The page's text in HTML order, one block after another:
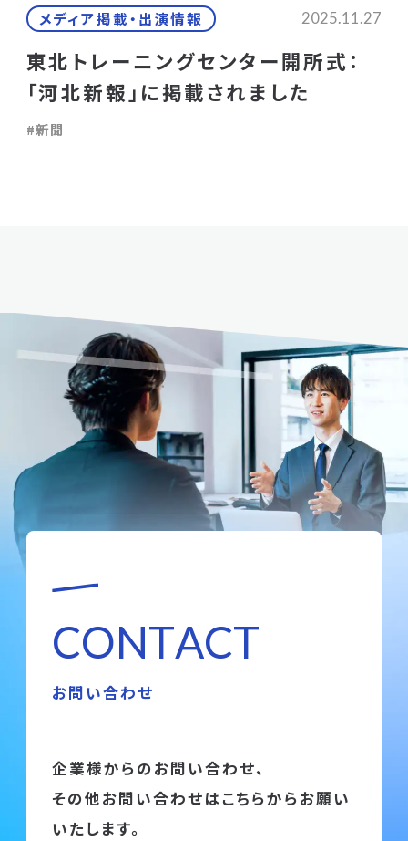
メディア掲載・出演情報 2025.11.27
東北トレーニングセンター開所式：
「河北新報」に掲載されました
#新聞
CONTACT
お問い合わせ
企業様からのお問い合わせ、
その他お問い合わせはこちらからお願い
いたします。